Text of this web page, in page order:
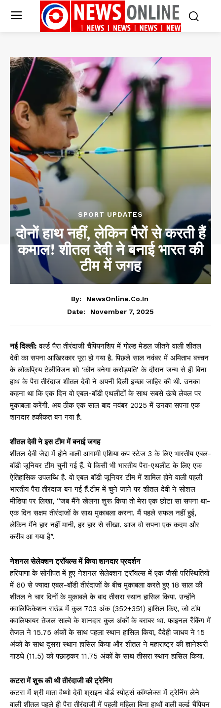
SPORT UPDATES
दोनों हाथ नहीं, लेकिन पैरों से करती हैं
कमाल! शीतल देवी ने बनाई भारत की
टीम में जगह
By:
NewsOnline.co.in
Date:
November 7, 2025
नई दिल्ली: वर्ल्ड पैरा तीरंदाजी चैंपियनशिप में गोल्ड मेडल जीतने वाली शीतल
देवी का सपना आखिरकार पूरा हो गया है. पिछले साल नवंबर में अमिताभ बच्चन
के लोकप्रिय टेलीविजन शो ‘कौन बनेगा करोड़पति’ के दौरान जन्म से ही बिना
हाथ के पैरा तीरंदाज शीतल देवी ने अपनी दिली इच्छा जाहिर की थी. उनका
कहना था कि एक दिन वो एबल-बॉडी एथलीटों के साथ सबसे ऊंचे लेवल पर
मुकाबला करेंगी. अब ठीक एक साल बाद नवंबर 2025 में उनका सपना एक
शानदार हकीकत बन गया है.
शीतल देवी ने इस टीम में बनाई जगह
शीतल देवी जेद्दा में होने वाली आगामी एशिया कप स्टेज 3 के लिए भारतीय एबल-
बॉडी जूनियर टीम चुनी गई हैं. ये किसी भी भारतीय पैरा-एथलीट के लिए एक
ऐतिहासिक उपलब्धि है. वो एबल बॉडी जूनियर टीम में शामिल होने वाली पहली
भारतीय पैरा तीरंदाज बन गई हैं.टीम में चुने जाने पर शीतल देवी ने सोशल
मीडिया पर लिखा, “जब मैंने खेलना शुरू किया तो मेरा एक छोटा सा सपना था-
एक दिन सक्षम तीरंदाजों के साथ मुकाबला करना. मैं पहले सफल नहीं हुई,
लेकिन मैंने हार नहीं मानी, हर हार से सीखा. आज वो सपना एक कदम और
करीब आ गया है”.
नेशनल सेलेक्शन ट्रॉयल्स में किया शानदार प्रदर्शन
हरियाणा के सोनीपत में हुए नेशनल सेलेक्शन ट्रॉयल्स में एक जैसी परिस्थितियों
में 60 से ज्यादा एबल-बॉडी तीरंदाजों के बीच मुकाबला करते हुए 18 साल की
शीतल ने चार दिनों के मुकाबले के बाद तीसरा स्थान हासिल किया. उन्होंने
क्वालिफिकेशन राउंड में कुल 703 अंक (352+351) हासिल किए, जो टॉप
क्वालिफायर तेजल साल्वे के शानदार कुल अंकों के बराबर था. फाइनल रैंकिंग में
तेजल ने 15.75 अंकों के साथ पहला स्थान हासिल किया, वैदेही जाधव ने 15
अंकों के साथ दूसरा स्थान हासिल किया और शीतल ने महाराष्ट्र की ज्ञानेश्वरी
गाडधे (11.5) को पछाड़कर 11.75 अंकों के साथ तीसरा स्थान हासिल किया.
कटरा में शुरू की थी तीरंदाजी की ट्रेनिंग
कटरा में श्री माता वैष्णो देवी श्राइन बोर्ड स्पोर्ट्स कॉम्प्लेक्स में ट्रेनिंग लेने
वाली शीतल पहले ही पैरा तीरंदाजी में पहली महिला बिना हाथों वाली वर्ल्ड चैंपियन